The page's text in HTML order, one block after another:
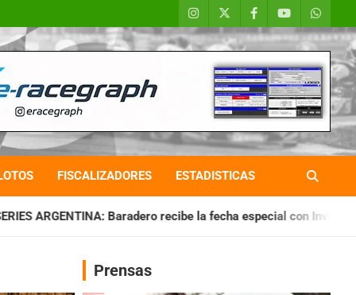
FISCALIZADORES ESTADISTICAS
recibe la fecha especial con Invitados CHAQUEÑO
Prensas